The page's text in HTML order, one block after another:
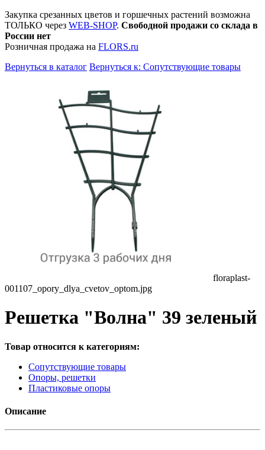
Закупка срезанных цветов и горшечных растений возможна
ТОЛЬКО через WEB-SHOP. Свободной продажи со склада в
России нет
Розничная продажа на FLORS.ru
Вернуться в каталог Вернуться к: Сопутствующие товары
floraplast-
001107_opory_dlya_cvetov_optom.jpg
Решетка "Волна" 39 зеленый
Товар относится к категориям:
Сопутствующие товары
Опоры, решетки
Пластиковые опоры
Описание